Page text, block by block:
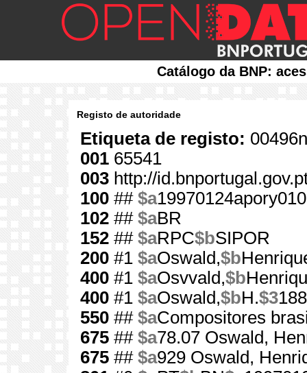
Catálogo da BNP:
Registo de autoridade
Etiqueta de registo:
001 65541
003 http://
100 ## $a
102 ## $aBR
152 ## $aRPC$bSIPOR
200 #1 $aOswald,$b
400 #1 $aOsvvald,$b
400 #1 $aOswald,$bH.$3
550 ## $aCompositores
675 ## $a78.07 Oswald,
675 ## $a929 Oswald,